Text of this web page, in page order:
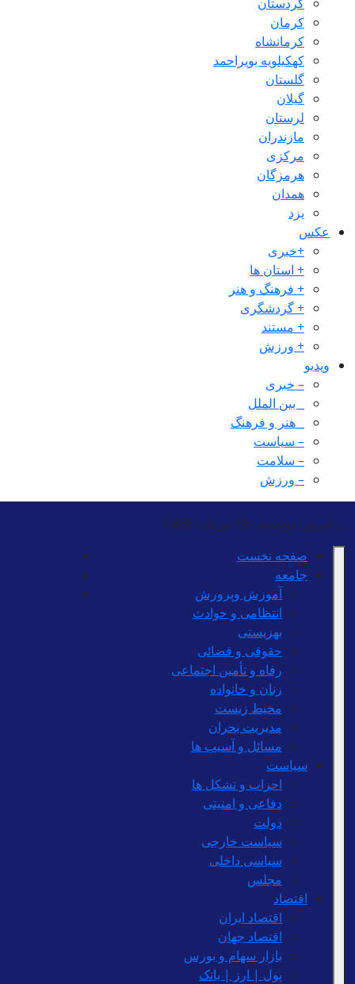
کرمان
کرمانشاه
کهکیلویه بویراحمد
گلستان
گیلان
لرستان
مازندران
مرکزی
هرمزگان
همدان
یزد
عکس
+خبری
+ استان ها
+ فرهنگ و هنر
+ گردشگری
+ مستند
+ ورزش
ویدیو
– خبری
_ بین الملل
_ هنر و فرهنگ
– سیاست
– سلامت
– ورزش
... امروز: دوشنبه - 19 مرداد - 1405
صفحه نخست
جامعه
آموزش وپرورش
انتظامی و حوادث
بهزیستی
حقوقی و قضائی
رفاه و تأمین اجتماعی
زنان و خانواده
محیط زیست
مدیریت بحران
مسائل و آسیب ها
سیاست
احزاب و تشکل ها
دفاعی و امنیتی
دولت
سیاست خارجی
سیاسی داخلی
مجلس
اقتصاد
اقتصاد ایران
اقتصاد جهان
بازار سهام و بورس
پول | ارز | بانک